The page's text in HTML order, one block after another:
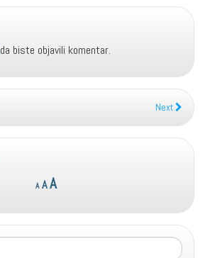
da biste objavili komentar.
Next
A
Decrease
font
A Reset
size.
AIncrease
size.